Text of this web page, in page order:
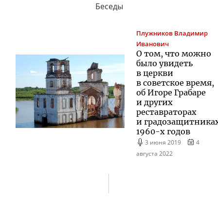
Беседы
Плужников Владимир
Иванович
О том, что можно
было увидеть
в церкви
в советское время,
об Игоре Грабаре
и других
реставраторах
и
1960-х годов
3 июня 2019
4
августа 2022